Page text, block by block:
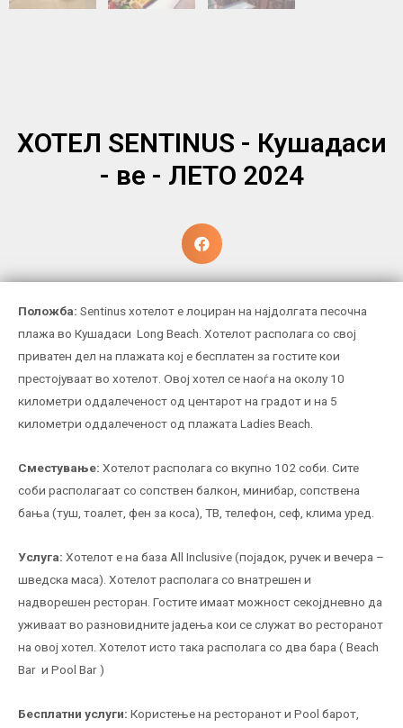
ХОТЕЛ SENTINUS - Кушадаси
- ве - ЛЕТО 2024
Положба: Sentinus хотелот е лоциран на најдолгата песочна
плажа во Кушадаси Long Beach. Хотелот располага со свој
приватен дел на плажата кој е бесплатен за гостите кои
престојуваат во хотелот. Овој хотел се наоѓа на околу 10
километри оддалеченост од центарот на градот и на 5
километри оддалеченост од плажата Ladies Beach.
Сместување: Хотелот располага со вкупно 102 соби. Сите
соби располагаат со сопствен балкон, минибар, сопствена
бања (туш, тоалет, фен за коса), ТВ, телефон, сеф, клима уред.
Услуга: Хотелот е на база All Inclusive (појадок, ручек и вечера –
шведска маса). Хотелот располага со внатрешен и
надворешен ресторан. Гостите имаат можност секојдневно да
уживаат во разновидните јадења кои се служат во ресторанот
на овој хотел. Хотелот исто така располага со два бара ( Beach
Bar и Pool Bar )
Бесплатни услуги: Користење на ресторанот и Pool барот,